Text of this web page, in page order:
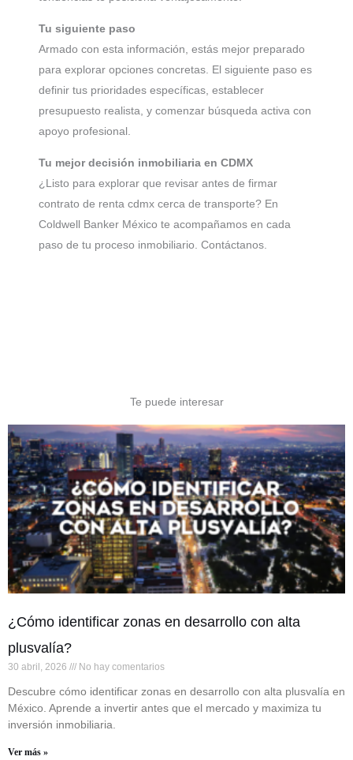
Tu siguiente paso
Armado con esta información, estás mejor preparado
para explorar opciones concretas. El siguiente paso es
definir tus prioridades específicas, establecer
presupuesto realista, y comenzar búsqueda activa con
apoyo profesional.
Tu mejor decisión inmobiliaria en CDMX
¿Listo para explorar que revisar antes de firmar
contrato de renta cdmx cerca de transporte? En
Coldwell Banker México te acompañamos en cada
paso de tu proceso inmobiliario. Contáctanos.
Te puede interesar
¿Cómo identificar zonas en desarrollo con alta
plusvalía?
30 abril, 2026 No hay comentarios
Descubre cómo identificar zonas en desarrollo con alta plusvalía en
México. Aprende a invertir antes que el mercado y maximiza tu
inversión inmobiliaria.
Ver más »